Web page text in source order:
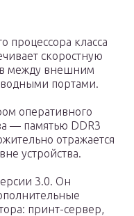
процессора класса
скоростную
между внешним
портами.
оперативного
— памятью DDR3
отражается
устройства.
3.0. Он
принт-сервер,